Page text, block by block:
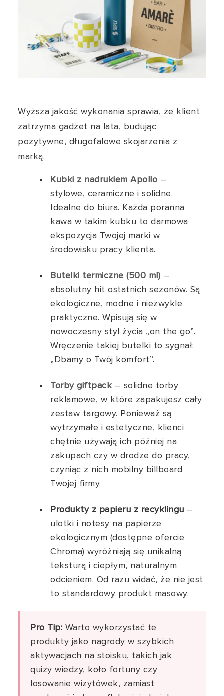
Wyższa jakość wykonania sprawia, że klient
zatrzyma gadżet na lata, budując
pozytywne, długofalowe skojarzenia z
marką.
Kubki z nadrukiem Apollo –
stylowe, ceramiczne i solidne.
Idealne do biura. Każda poranna
kawa w takim kubku to darmowa
ekspozycja Twojej marki w
środowisku pracy klienta.
Butelki termiczne (500 ml) –
absolutny hit ostatnich sezonów. Są
ekologiczne, modne i niezwykle
praktyczne. Wpisują się w
nowoczesny styl życia „on the go”.
Wręczenie takiej butelki to sygnał:
„Dbamy o Twój komfort”.
Torby giftpack– solidne torby
reklamowe, w które zapakujesz cały
zestaw targowy. Ponieważ są
wytrzymałe i estetyczne, klienci
chętnie używają ich później na
zakupach czy w drodze do pracy,
czyniąc z nich mobilny billboard
Twojej firmy.
Produkty z papieru z recyklingu –
ulotki i notesy na papierze
ekologicznym (dostępne ofercie
Chroma) wyróżniają się unikalną
teksturą i ciepłym, naturalnym
odcieniem. Od razu widać, że nie jest
to standardowy produkt masowy.
Pro Tip: Warto wykorzystać te
produkty jako nagrody w szybkich
aktywacjach na stoisku, takich jak
quizy wiedzy, koło fortuny czy
losowanie wizytówek, zamiast